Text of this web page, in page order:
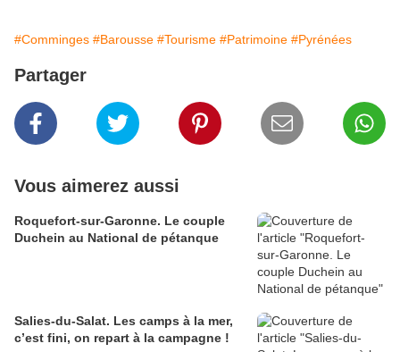
#Comminges #Barousse #Tourisme #Patrimoine #Pyrénées
Partager
Vous aimerez aussi
Roquefort-sur-Garonne. Le couple
Duchein au National de pétanque
Salies-du-Salat. Les camps à la mer,
c’est fini, on repart à la campagne !